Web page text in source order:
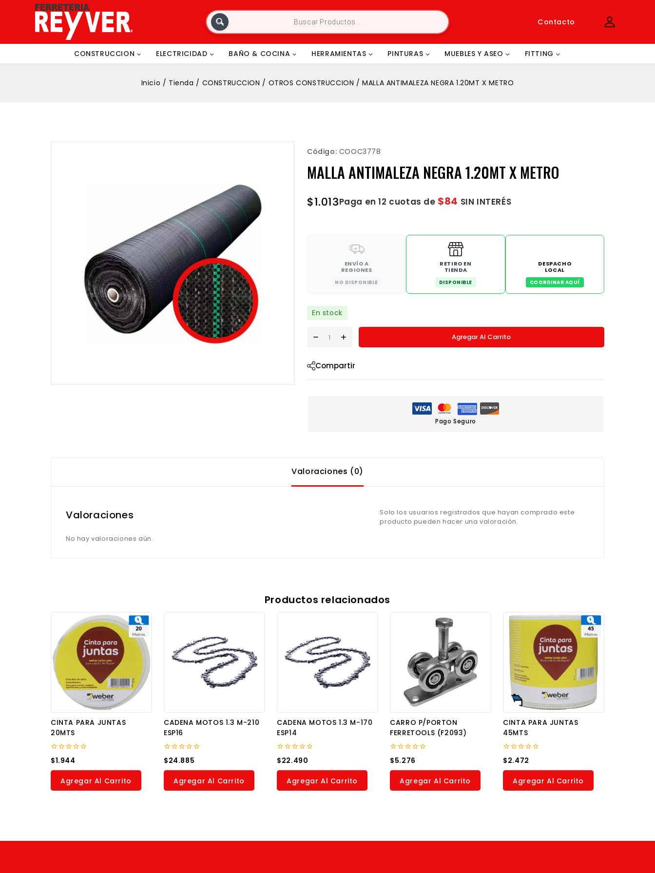
Contacto
CONSTRUCCION ELECTRICIDAD BAÑO & COCINA HERRAMIENTAS PINTURAS MUEBLES Y ASEO FITTING
Inicio / Tienda / CONSTRUCCION / OTROS CONSTRUCCION / MALLA ANTIMALEZA NEGRA 1.20MT X METRO
Código: COOC3778
MALLA ANTIMALEZA NEGRA 1.20MT X METRO
$1.013Paga en 12 cuotas de $84 SIN INTERÉS
ENVÍO A
REGIONES
NO DISPONIBLE
RETIRO EN
TIENDA
DISPONIBLE
DESPACHO
LOCAL
COORDINAR AQUÍ
En stock
Agregar Al Carrito
Compartir
Pago Seguro
Valoraciones (0)
Valoraciones
No hay valoraciones aún.
Solo los usuarios registrados que hayan comprado este
producto pueden hacer una valoración.
Productos relacionados
CINTA PARA JUNTAS
20MTS
0
out
of
$1.944
Agregar Al Carrito
CADENA MOTOS 1.3 M-210
ESP16
0
out
of
$24.885
Agregar Al Carrito
CADENA MOTOS 1.3 M-170
ESP14
0
out
of
$22.490
Agregar Al Carrito
CARRO P/PORTON
FERRETOOLS (F2093)
0
out
of
$5.276
Agregar Al Carrito
CINTA PARA JUNTAS
45MTS
0
out
of
$2.472
Agregar Al Carrito